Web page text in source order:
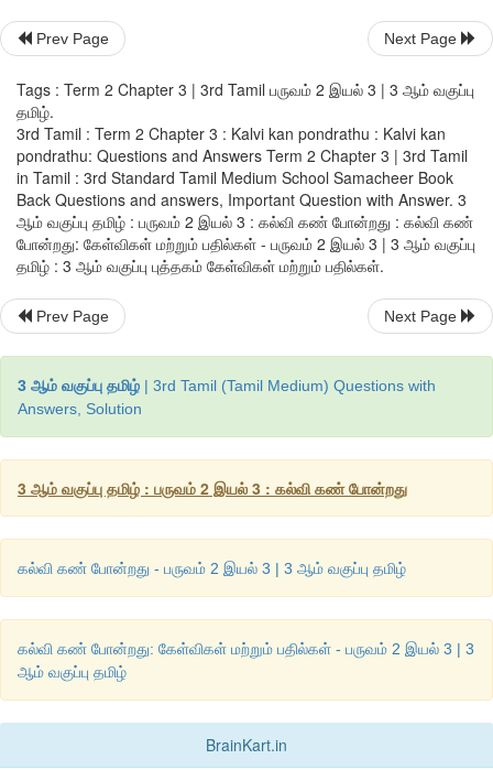
பப்பரப்பா வண்டி
பனங்காய் வண்டி
ஒத்தையடிப் பாதையிலும்
புகையில்லா வண்டி
புழுதி தரா வண்டி
எண்ணெய் இல்லா வண்டி
ஏறிக் கோடா பாண்டி
உனக்குச் சரியானவற்றை எடுத்துக்கொண்டு உயர்ந்து செல்
Prev Page Next Page
Tags : Term 2 Chapter 3 | 3rd Tamil பருவம் 2 இயல் 3 | 3 ஆம் வகுப்பு
தமிழ்.
3rd Tamil : Term 2 Chapter 3 : Kalvi kan pondrathu : Kalvi kan
pondrathu: Questions and Answers Term 2 Chapter 3 | 3rd Tamil
in Tamil : 3rd Standard Tamil Medium School Samacheer Book
Back Questions and answers, Important Question with Answer. 3
ஆம் வகுப்பு தமிழ் : பருவம் 2 இயல் 3 : கல்வி கண் போன்றது : கல்வி கண்
போன்றது: கேள்விகள் மற்றும் பதில்கள் - பருவம் 2 இயல் 3 | 3 ஆம் வகுப்பு
தமிழ் : 3 ஆம் வகுப்பு புத்தகம் கேள்விகள் மற்றும் பதில்கள்.
Prev Page Next Page
3 ஆம் வகுப்பு தமிழ் | 3rd Tamil (Tamil Medium) Questions with
Answers, Solution
3 ஆம் வகுப்பு தமிழ் : பருவம் 2 இயல் 3 : கல்வி கண் போன்றது
கல்வி கண் போன்றது - பருவம் 2 இயல் 3 | 3 ஆம் வகுப்பு தமிழ்
கல்வி கண் போன்றது: கேள்விகள் மற்றும் பதில்கள் - பருவம் 2 இயல் 3 | 3
ஆம் வகுப்பு தமிழ்
BrainKart.in